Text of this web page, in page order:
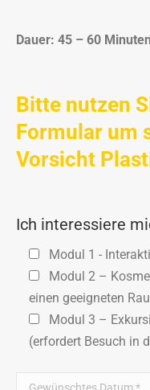
Dauer: 45 – 60 Minuten
Bitte nutzen
Formular um
Vorsicht
Ich interessiere
Modul 1 -
Modul 2 –
einen geeigneten
Modul 3 –
(erfordert Besuch in